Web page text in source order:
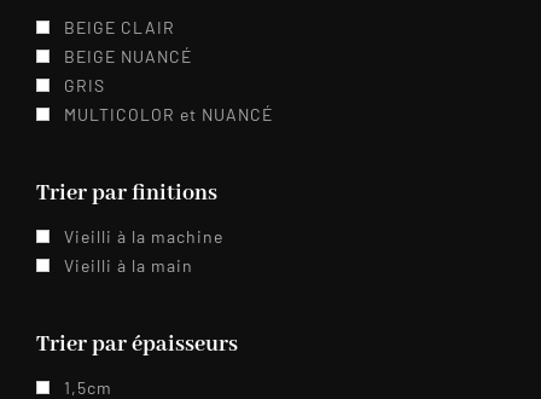
BEIGE CLAIR
BEIGE NUANCÉ
GRIS
MULTICOLOR et NUANCÉ
Trier par finitions
Vieilli à la machine
Vieilli à la main
Trier par épaisseurs
1,5cm